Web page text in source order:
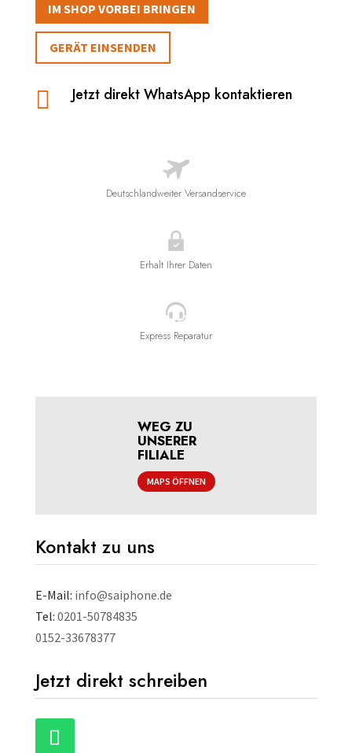
IM SHOP VORBEI BRINGEN
GERÄT EINSENDEN
 Jetzt direkt WhatsApp kontaktieren
Deutschlandweiter Versandservice
Erhalt Ihrer Daten
Express Reparatur
WEG ZU
UNSERER
FILIALE
MAPS ÖFFNEN
Kontakt zu uns
E-Mail: info@saiphone.de
Tel: 0201-50784835
0152-33678377
Jetzt direkt schreiben